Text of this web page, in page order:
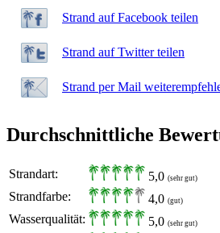
Strand auf Facebook teilen
Strand auf Twitter teilen
Strand per Mail
Durchschnittliche
Strandart: 5,0 (sehr gut)
Strandfarbe: 4,0 (gut)
Wasserqualität: 5,0 (sehr gut)